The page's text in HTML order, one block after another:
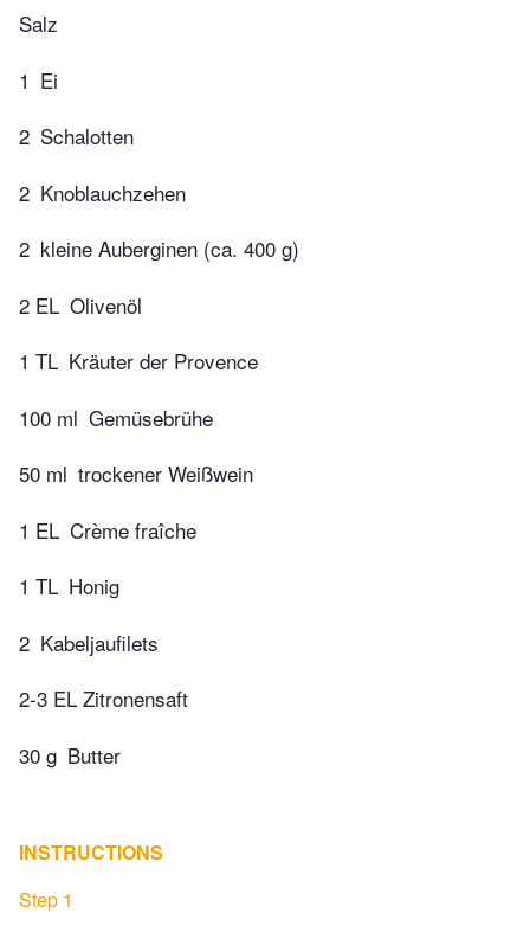
Salz
1 Ei
2 Schalotten
2 Knoblauchzehen
2 kleine Auberginen (ca. 400 g)
2 EL Olivenöl
1 TL Kräuter der Provence
100 ml Gemüsebrühe
50 ml trockener Weißwein
1 EL Crème fraîche
1 TL Honig
2 Kabeljaufilets
2-3 EL Zitronensaft
30 g Butter
INSTRUCTIONS
Step 1